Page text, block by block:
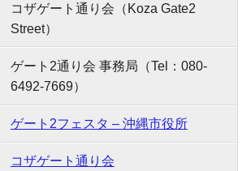
コザゲート通り会（Koza Gate2
Street）
ゲート2通り会 事務局（Tel：080-
6492-7669）
ゲート2フェスタ – 沖縄市役所
コザゲート通り会